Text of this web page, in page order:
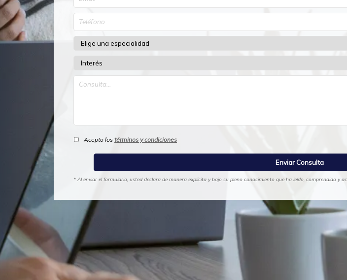
Acepto los términos y condiciones
* Al enviar el formulario, usted declara de manera explícita y bajo su pleno conocimiento que ha leído, comprendido